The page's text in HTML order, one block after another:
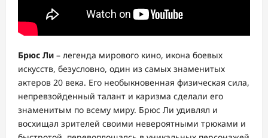
Брюс Ли – легенда мирового кино, икона боевых
искусств, безусловно, один из самых знаменитых
актеров 20 века. Его необыкновенная физическая сила,
непревзойденный талант и каризма сделали его
знаменитым по всему миру. Брюс Ли удивлял и
восхищал зрителей своими невероятными трюками и